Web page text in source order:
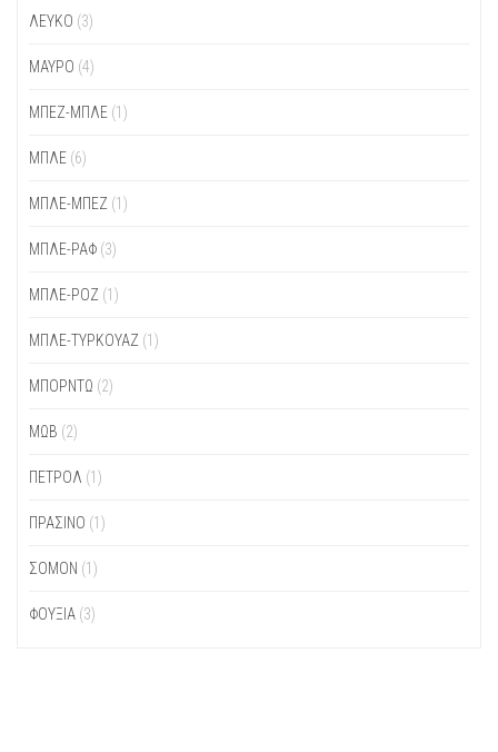
ΛΕΥΚΌ (3)
ΜΑΎΡΟ (4)
ΜΠΕΖ-ΜΠΛΕ (1)
ΜΠΛΕ (6)
ΜΠΛΕ-ΜΠΕΖ (1)
ΜΠΛΕ-ΡΑΦ (3)
ΜΠΛΕ-ΡΟΖ (1)
ΜΠΛΕ-ΤΥΡΚΟΥΑΖ (1)
ΜΠΟΡΝΤΏ (2)
ΜΩΒ (2)
ΠΕΤΡΌΛ (1)
ΠΡΆΣΙΝΟ (1)
ΣOΜΌΝ (1)
ΦΟΎΞΙΑ (3)